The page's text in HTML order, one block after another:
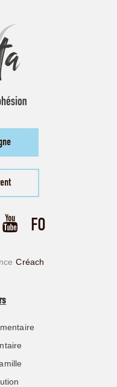
Créach